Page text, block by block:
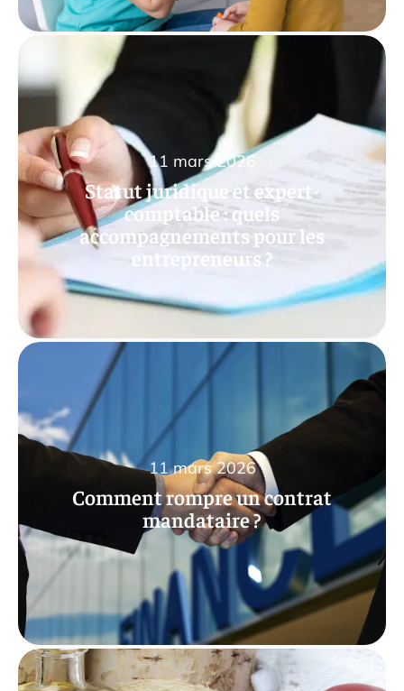
Statut juridique et expert-
comptable : quels
accompagnements pour les
entrepreneurs ?
11 mars 2026
Comment rompre un contrat
mandataire ?
11 mars 2026